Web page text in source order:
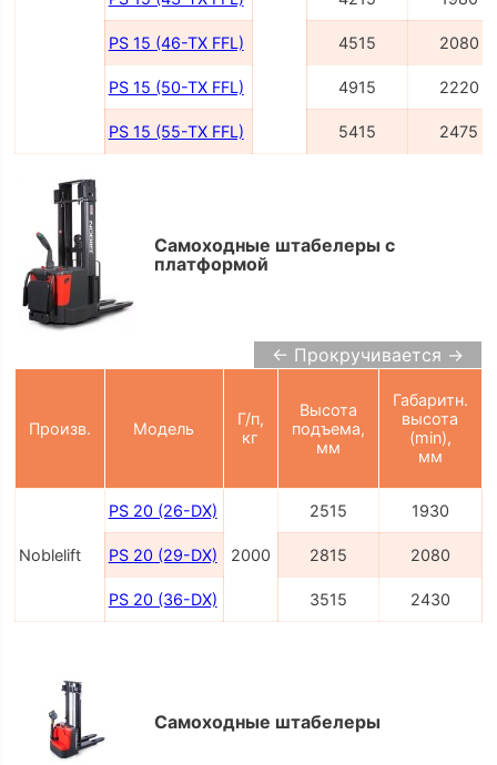
PS 15 (46-TX FFL) 4515 2080
PS 15 (50-TX FFL) 4915 2220
PS 15 (55-TX FFL) 5415 2475
Самоходные штабелеры с
платформой
← Прокручивается →
Произв. Модель
Г/п,
кг
Высота
подъема,
мм
Габаритн.
высота
(min),
мм
Noblelift
PS 20 (26-DX)
2000
2515 1930
PS 20 (29-DX) 2815 2080
PS 20 (36-DX) 3515 2430
Самоходные штабелеры